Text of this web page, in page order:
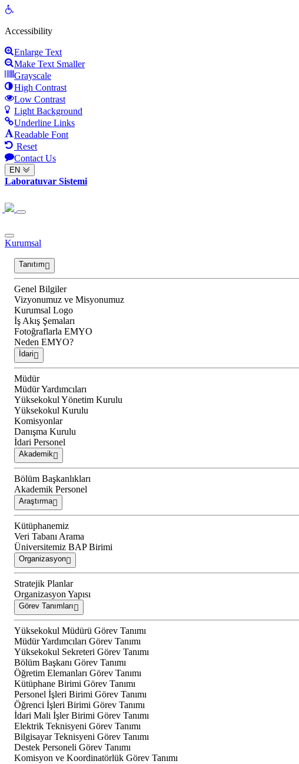
Open
Accessibility
Enlarge Text
Make Text Smaller
Grayscale
High Contrast
Low Contrast
Light Background
Underline Links
Readable Font
Reset
Contact Us
EN
Laboratuvar Sistemi
Kurumsal
Tanıtım
Genel Bilgiler
Vizyonumuz ve Misyonumuz
Kurumsal Logo
İş Akış Şemaları
Fotoğraflarla EMYO
Neden EMYO?
İdari
Müdür
Müdür Yardımcıları
Yüksekokul Yönetim Kurulu
Yüksekokul Kurulu
Komisyonlar
Danışma Kurulu
İdari Personel
Akademik
Bölüm Başkanlıkları
Akademik Personel
Araştırma
Kütüphanemiz
Veri Tabanı Arama
Üniversitemiz BAP Birimi
Organizasyon
Stratejik Planlar
Organizasyon Yapısı
Görev Tanımları
Yüksekokul Müdürü Görev Tanımı
Müdür Yardımcıları Görev Tanımı
Yüksekokul Sekreteri Görev Tanımı
Bölüm Başkanı Görev Tanımı
Öğretim Elemanları Görev Tanımı
Kütüphane Birimi Görev Tanımı
Personel İşleri Birimi Görev Tanımı
Öğrenci İşleri Birimi Görev Tanımı
İdari Mali İşler Birimi Görev Tanımı
Elektrik Teknisyeni Görev Tanımı
Bilgisayar Teknisyeni Görev Tanımı
Destek Personeli Görev Tanımı
Komisyon ve Koordinatörlük Görev Tanımı